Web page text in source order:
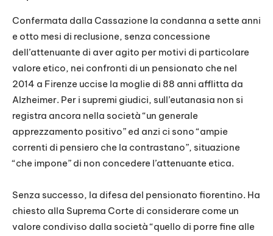
Confermata dalla Cassazione la condanna a sette anni
e otto mesi di reclusione, senza concessione
dell’attenuante di aver agito per motivi di particolare
valore etico, nei confronti di un pensionato che nel
2014 a Firenze uccise la moglie di 88 anni afflitta da
Alzheimer. Per i supremi giudici, sull’eutanasia non si
registra ancora nella società “un generale
apprezzamento positivo” ed anzi ci sono “ampie
correnti di pensiero che la contrastano”, situazione
“che impone” di non concedere l’attenuante etica.
Senza successo, la difesa del pensionato fiorentino. Ha
chiesto alla Suprema Corte di considerare come un
valore condiviso dalla società “quello di porre fine alle